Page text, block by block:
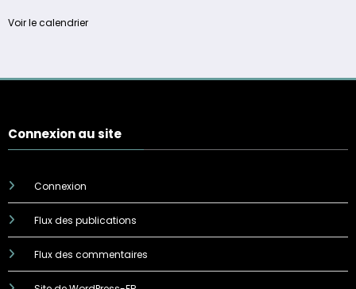
Voir le calendrier
Connexion au site
Connexion
Flux des publications
Flux des commentaires